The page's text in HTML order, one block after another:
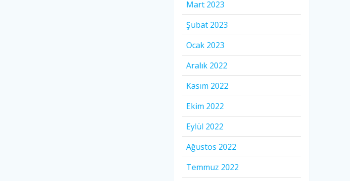
Mart 2023
Şubat 2023
Ocak 2023
Aralık 2022
Kasım 2022
Ekim 2022
Eylül 2022
Ağustos 2022
Temmuz 2022